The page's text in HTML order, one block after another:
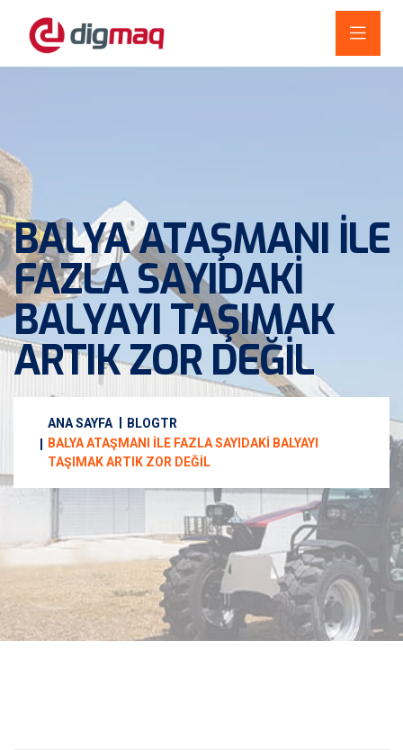
BALYA ATAŞMANI ILE
FAZLA SAYIDAKI
BALYAYI TAŞIMAK
ARTIK ZOR DEĞIL
ANA SAYFA
BLOGTR
BALYA ATAŞMANI ILE FAZLA SAYIDAKI BALYAYI
TAŞIMAK ARTIK ZOR DEĞIL